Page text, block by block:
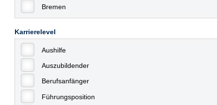
Bremen
Celle
Chemnitz
Dessau
Dresden
Düsseldorf
Karrierelevel
Aushilfe
Auszubildender
Berufsanfänger
Führungsposition